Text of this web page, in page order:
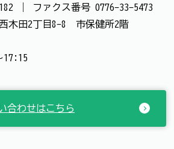
ファクス番号 0776-33-5473
木田2丁目8-8 市保健所2階
17:15
合わせはこちら